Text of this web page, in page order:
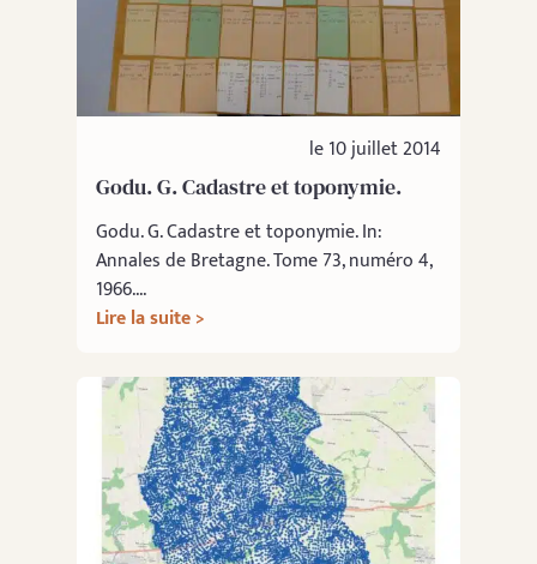
le 10 juillet 2014
Godu. G. Cadastre et toponymie.
Godu. G. Cadastre et toponymie. In:
Annales de Bretagne. Tome 73, numéro 4,
1966....
Lire la suite >